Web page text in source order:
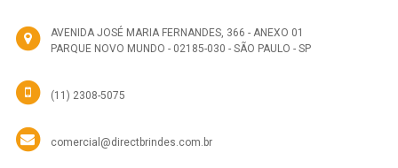
AVENIDA JOSÉ MARIA FERNANDES, 366 - ANEXO 01
PARQUE NOVO MUNDO - 02185-030 - SÃO PAULO - SP
(11) 2308-5075
comercial@directbrindes.com.br